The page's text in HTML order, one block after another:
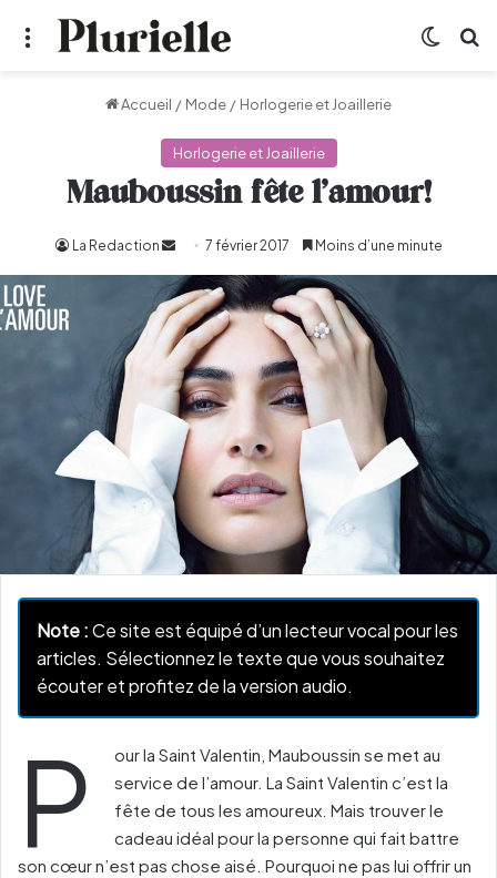
Menu
Accueil / Mode / Horlogerie et Joaillerie
Horlogerie et Joaillerie
Mauboussin fête l’amour!
La Redaction
Envoyer
un
courriel
7 février 2017 Moins d’une minute
Note :Ce site est équipé d’un lecteur vocal pour les
articles. Sélectionnez le texte que vous souhaitez
écouter et profitez de la version audio.
P
our la Saint Valentin, Mauboussin se met au
service de l’amour. La Saint Valentin c’est la
fête de tous les amoureux. Mais trouver le
cadeau idéal pour la personne qui fait battre
son cœur n’est pas chose aisé. Pourquoi ne pas lui offrir un